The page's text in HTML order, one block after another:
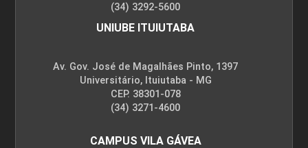
(34) 3292-5600
UNIUBE ITUIUTABA
Av. Gov. José de Magalhães Pinto, 1397
Universitário, Ituiutaba - MG
CEP. 38301-078
(34) 3271-4600
CAMPUS VILA GÁVEA